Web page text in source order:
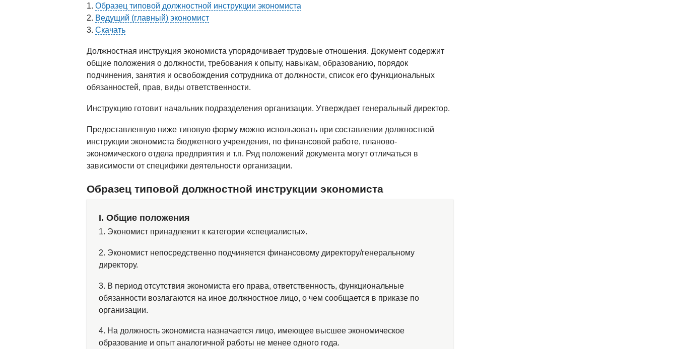
Образец типовой должностной инструкции экономиста
Ведущий (главный) экономист
Скачать
Должностная инструкция экономиста упорядочивает трудовые отношения. Документ содержит
общие положения о должности, требования к опыту, навыкам, образованию, порядок
подчинения, занятия и освобождения сотрудника от должности, список его функциональных
обязанностей, прав, виды ответственности.
Инструкцию готовит начальник подразделения организации. Утверждает генеральный директор.
Предоставленную ниже типовую форму можно использовать при составлении должностной
инструкции экономиста бюджетного учреждения, по финансовой работе, планово-
экономического отдела предприятия и т.п. Ряд положений документа могут отличаться в
зависимости от специфики деятельности организации.
Образец типовой должностной инструкции экономиста
І. Общие положения
1. Экономист принадлежит к категории «специалисты».
2. Экономист непосредственно подчиняется финансовому директору/генеральному
директору.
3. В период отсутствия экономиста его права, ответственность, функциональные
обязанности возлагаются на иное должностное лицо, о чем сообщается в приказе по
организации.
4. На должность экономиста назначается лицо, имеющее высшее экономическое
образование и опыт аналогичной работы не менее одного года.